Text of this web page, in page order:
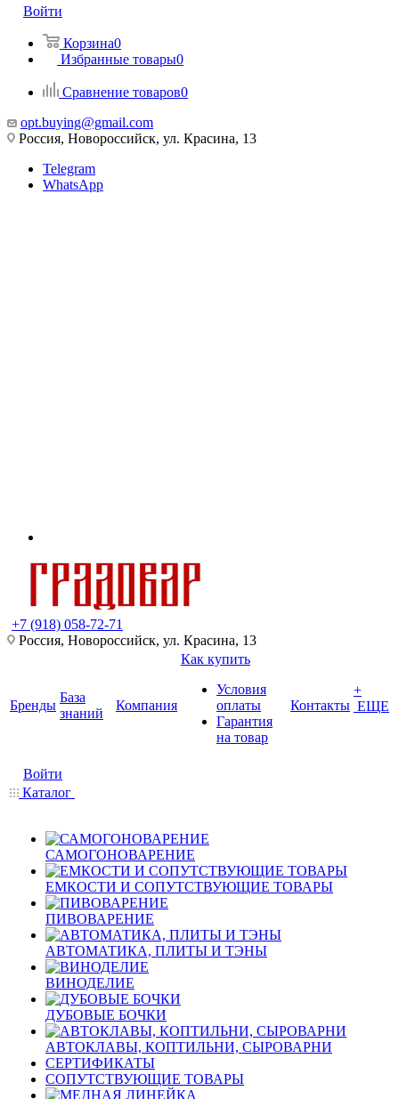
Войти
Корзина0
Избранные товары0
Сравнение товаров0
opt.buying@gmail.com
Россия, Новороссийск, ул. Красина, 13
Telegram
WhatsApp
+7 (918) 058-72-71
Россия, Новороссийск, ул. Красина, 13
Бренды
База
знаний
Компания
Как купить
Условия
оплаты
Гарантия
на товар
Контакты
+
ЕЩЕ
Войти
Каталог
САМОГОНОВАРЕНИЕ
ЕМКОСТИ И СОПУТСТВУЮЩИЕ ТОВАРЫ
ПИВОВАРЕНИЕ
АВТОМАТИКА, ПЛИТЫ И ТЭНЫ
ВИНОДЕЛИЕ
ДУБОВЫЕ БОЧКИ
АВТОКЛАВЫ, КОПТИЛЬНИ, СЫРОВАРНИ
СЕРТИФИКАТЫ
СОПУТСТВУЮЩИЕ ТОВАРЫ